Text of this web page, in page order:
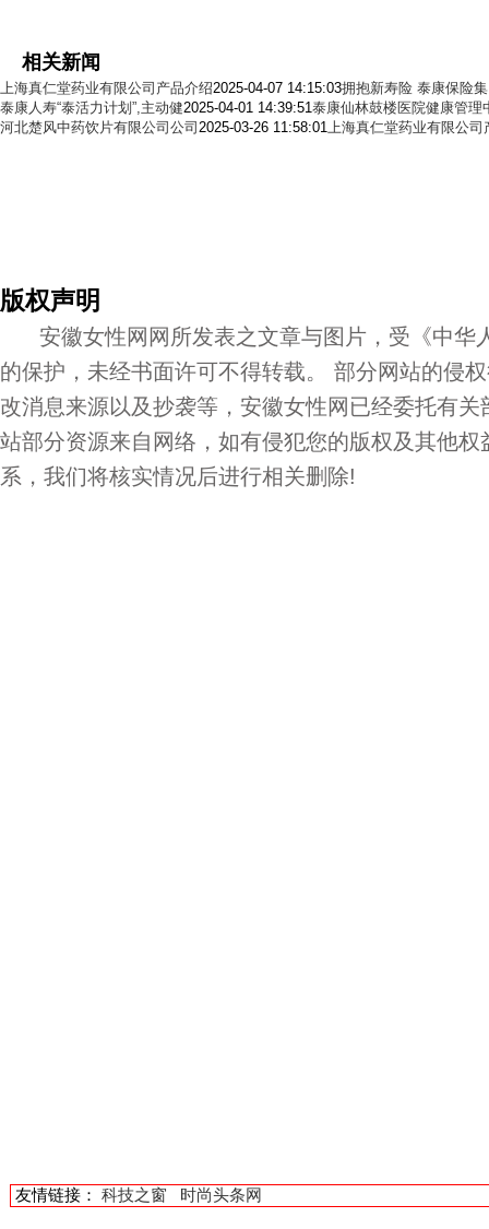
相关新闻
上海真仁堂药业有限公司产品介绍2025-04-07 14:15:03拥抱新寿险 泰康保险
泰康人寿“泰活力计划”,主动健2025-04-01 14:39:51泰康仙林鼓楼医院健康管理
河北楚风中药饮片有限公司公司 2025-03-26 11:58:01上海真仁堂药业有限公司
版权声明
安徽女性网网所发表之文章与图片，受《中华
的保护，未经书面许可不得转载。 部分网站的侵
改消息来源以及抄袭等，安徽女性网已经委托有
站部分资源来自网络，如有侵犯您的版权及其他权
系，我们将核实情况后进行相关删除!
友情链接： 科技之窗 时尚头条网